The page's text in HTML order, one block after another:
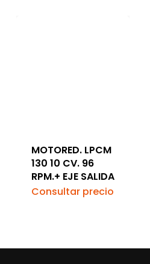
MOTORED. LPCM
130 10 CV. 96
RPM.+ EJE SALIDA
Consultar precio